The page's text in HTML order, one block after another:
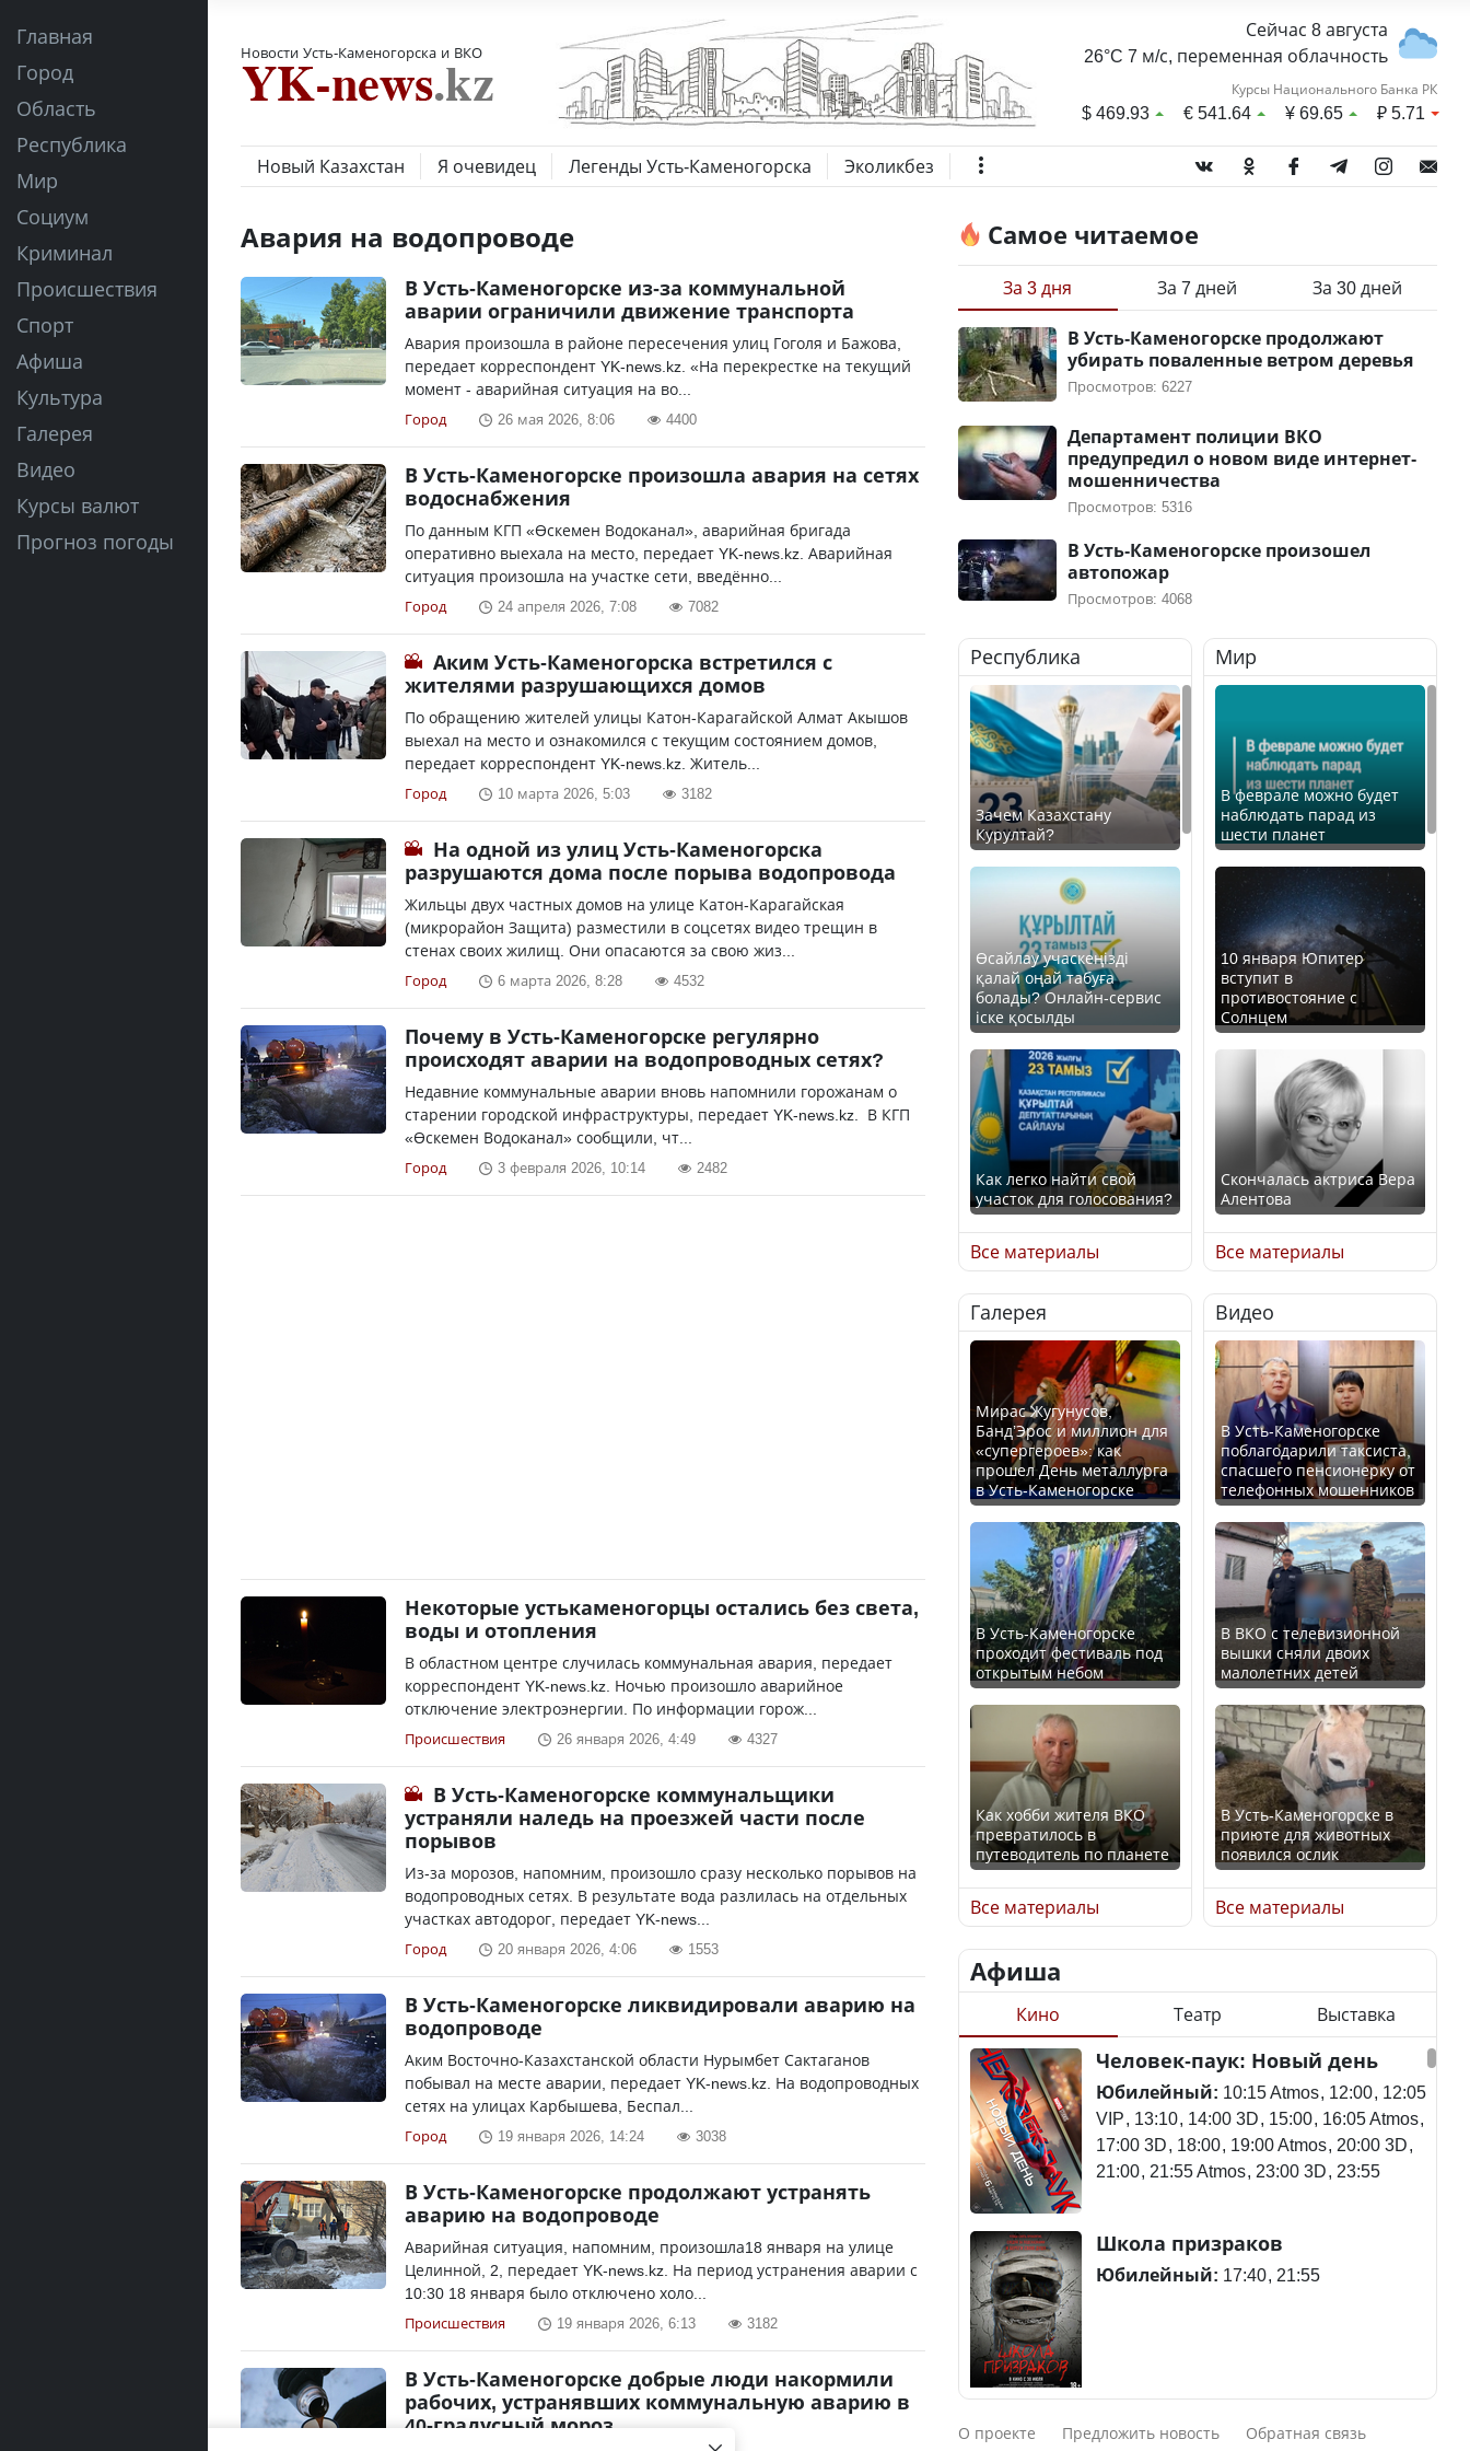
Главная
Город
Область
Республика
Мир
Социум
Криминал
Происшествия
Спорт
Афиша
Культура
Галерея
Видео
Курсы валют
Прогноз погоды
Новости Усть-Каменогорска и ВКО
Сейчас 8 августа
26°C 7 м/с, переменная облачность
Курсы Национального Банка РК
$469.93 €541.64 ¥69.65 ₽5.71
Новый Казахстан Я очевидец Легенды Усть-Каменогорска Эколикбез
Авария на водопроводе
В Усть-Каменогорске из-за коммунальной
аварии ограничили движение транспорта
Авария произошла в районе пересечения улиц Гоголя и Бажова,
передает корреспондент YK-news.kz. «На перекрестке на текущий
момент - аварийная ситуация на во...
Город 26 мая 2026, 8:06 4400
В Усть-Каменогорске произошла авария на сетях
водоснабжения
По данным КГП «Өскемен Водоканал», аварийная бригада
оперативно выехала на место, передает YK-news.kz. Аварийная
ситуация произошла на участке сети, введённо...
Город 24 апреля 2026, 7:08 7082
Аким Усть-Каменогорска встретился с
жителями разрушающихся домов
По обращению жителей улицы Катон-Карагайской Алмат Акышов
выехал на место и ознакомился с текущим состоянием домов,
передает корреспондент YK-news.kz. Житель...
Город 10 марта 2026, 5:03 3182
На одной из улиц Усть-Каменогорска
разрушаются дома после порыва водопровода
Жильцы двух частных домов на улице Катон-Карагайская
(микрорайон Защита) разместили в соцсетях видео трещин в
стенах своих жилищ. Они опасаются за свою жиз...
Город 6 марта 2026, 8:28 4532
Почему в Усть-Каменогорске регулярно
происходят аварии на водопроводных сетях?
Недавние коммунальные аварии вновь напомнили горожанам о
старении городской инфраструктуры, передает YK-news.kz. В КГП
«Өскемен Водоканал» сообщили, чт...
Город 3 февраля 2026, 10:14 2482
Некоторые устькаменогорцы остались без света,
воды и отопления
В областном центре случилась коммунальная авария, передает
корреспондент YK-news.kz. Ночью произошло аварийное
отключение электроэнергии. По информации горож...
Происшествия 26 января 2026, 4:49 4327
В Усть-Каменогорске коммунальщики
устраняли наледь на проезжей части после
порывов
Из-за морозов, напомним, произошло сразу несколько порывов на
водопроводных сетях. В результате вода разлилась на отдельных
участках автодорог, передает YK-news...
Город 20 января 2026, 4:06 1553
В Усть-Каменогорске ликвидировали аварию на
водопроводе
Аким Восточно-Казахстанской области Нурымбет Сактаганов
побывал на месте аварии, передает YK-news.kz. На водопроводных
сетях на улицах Карбышева, Беспал...
Город 19 января 2026, 14:24 3038
В Усть-Каменогорске продолжают устранять
аварию на водопроводе
Аварийная ситуация, напомним, произошла18 января на улице
Целинной, 2, передает YK-news.kz. На период устранения аварии с
10:30 18 января было отключено холо...
Происшествия 19 января 2026, 6:13 3182
В Усть-Каменогорске добрые люди накормили
рабочих, устранявших коммунальную аварию в
40-градусный мороз
Самое читаемое
За 3 дня За 7 дней За 30 дней
В Усть-Каменогорске продолжают
убирать поваленные ветром деревья
Просмотров: 6227
Департамент полиции ВКО
предупредил о новом виде интернет-
мошенничества
Просмотров: 5316
В Усть-Каменогорске произошел
автопожар
Просмотров: 4068
Республика
Зачем Казахстану
Курултай?
Өсайлау учаскеңізді
қалай оңай табуға
болады? Онлайн-сервис
іске қосылды
Как легко найти свой
участок для голосования?
Минтруда назвало
отрасли с самыми
высокими зарплатными
предложениями
Искусственный интеллект
официально включили в
школьную программу
Казахстана
В Казахстане стало
проще получить
направления на
медицинские
обследования
Қазақстан Орталық Азия
елдері арасында әл-ауқат
индексінде көш бастады
Казахстан возглавил
рейтинг благополучия
среди стран Центральной
Азии
Будут ли представлены
интересы регионов в
Курултае?
алимент, экология: жеті
Все материалы
Мир
В феврале можно будет
наблюдать парад из
шести планет
10 января Юпитер
вступит в
противостояние с
Солнцем
Скончалась актриса Вера
Алентова
В РФ вынесен заочный
приговор по уголовному
делу об убийстве Игоря
Талькова
В России введены
дополнительные
ограничения для
казахстанских прав
Трамп официально
вступил в должность
президента США
Луну признали объектом
культурного наследия,
находящегося под
угрозой исчезновения
Станет ли
метапневмовирус
эпидемией, рассказали в
ВОЗ
потерпел крушение в
Южной Корее, погибли
120 человек
Актау: Путин принес
Все материалы
Галерея
Мирас Жугунусов,
Банд’Эрос и миллион для
«супергероев»: как
прошел День металлурга
в Усть-Каменогорске
В Усть-Каменогорске
проходит фестиваль под
открытым небом
Как хобби жителя ВКО
превратилось в
путеводитель по планете
Все материалы
Видео
В Усть-Каменогорске
поблагодарили таксиста,
спасшего пенсионерку от
телефонных мошенников
В ВКО с телевизионной
вышки сняли двоих
малолетних детей
В Усть-Каменогорске в
приюте для животных
появился ослик
Все материалы
Афиша
Кино Театр Выставка
Человек-паук: Новый день
Юбилейный: 10:15 Atmos 12:00 12:05
VIP 13:10 14:00 3D 15:00 16:05 Atmos
17:00 3D 18:00 19:00 Atmos 20:00 3D
21:00 21:55 Atmos 23:00 3D 23:55
Школа призраков
Юбилейный: 17:40 21:55
Смешарики сквозь вселенные
О проекте Предложить новость
Обратная связь